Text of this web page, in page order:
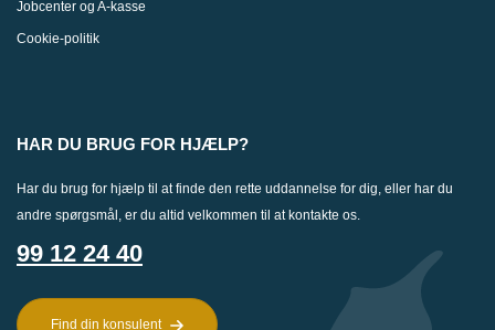
Jobcenter og A-kasse
Cookie-politik
HAR DU BRUG FOR HJÆLP?
Har du brug for hjælp til at finde den rette uddannelse for dig, eller har du
andre spørgsmål, er du altid velkommen til at kontakte os.
99 12 24 40
Find din konsulent